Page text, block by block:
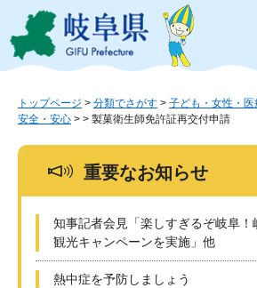
ジ
ュ
このページの本文へ
トップページ > 分類でさがす > 子ども・女性・医
安全・安心 > > 製菓衛生師免許証再交付申請
重要なお知らせ
知事記者会見「楽しすぎるぞ岐阜！
観光キャンペーンを実施」他
熱中症を予防しましょう